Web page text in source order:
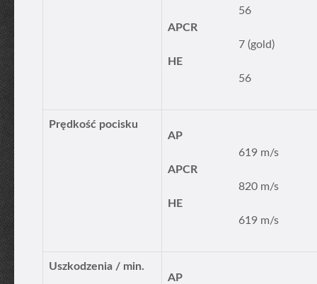
56
APCR
7 (gold)
HE
56
Prędkość pocisku
AP
619 m/s
APCR
820 m/s
HE
619 m/s
Uszkodzenia / min.
AP